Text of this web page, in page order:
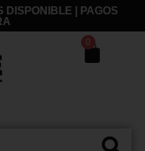
DISPONIBLE | PAGOS
0